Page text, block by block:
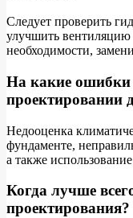
Следует проверить
улучшить вентиляцию
необходимости,
На какие ошибки
проектировании
Недооценка
фундаменте,
а также
Когда лучше
проектирования?